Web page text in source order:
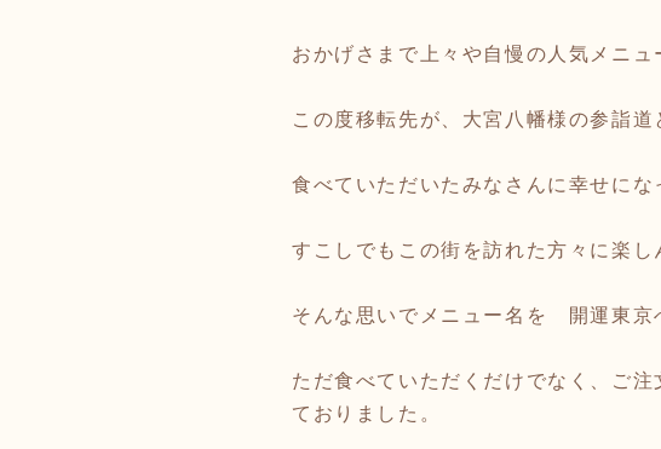
おかげさまで上々や自慢の人気メニュ
この度移転先が、大宮八幡様の参詣道
食べていただいたみなさんに幸せにな
すこしでもこの街を訪れた方々に楽し
そんな思いでメニュー名を 開運東京
ただ食べていただくだけでなく、ご
ておりました。